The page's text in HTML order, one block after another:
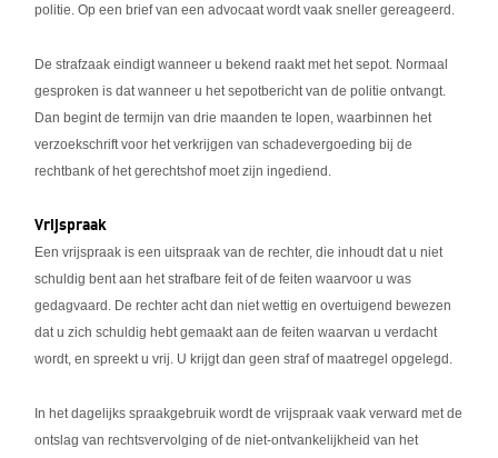
politie. Op een brief van een advocaat wordt vaak sneller gereageerd.
De strafzaak eindigt wanneer u bekend raakt met het sepot. Normaal
gesproken is dat wanneer u het sepotbericht van de politie ontvangt.
Dan begint de termijn van drie maanden te lopen, waarbinnen het
verzoekschrift voor het verkrijgen van schadevergoeding bij de
rechtbank of het gerechtshof moet zijn ingediend.
Vrijspraak
Een vrijspraak is een uitspraak van de rechter, die inhoudt dat u niet
schuldig bent aan het strafbare feit of de feiten waarvoor u was
gedagvaard. De rechter acht dan niet wettig en overtuigend bewezen
dat u zich schuldig hebt gemaakt aan de feiten waarvan u verdacht
wordt, en spreekt u vrij. U krijgt dan geen straf of maatregel opgelegd.
In het dagelijks spraakgebruik wordt de vrijspraak vaak verward met de
ontslag van rechtsvervolging of de niet-ontvankelijkheid van het